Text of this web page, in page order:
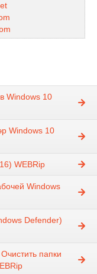
Windows 10
Windows 10
WEBRip
Windows
Defender)
папки